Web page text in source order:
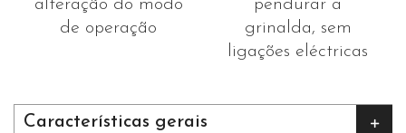
alteração do modo
de operação
pendurar a
grinalda, sem
ligações eléctricas
Características gerais